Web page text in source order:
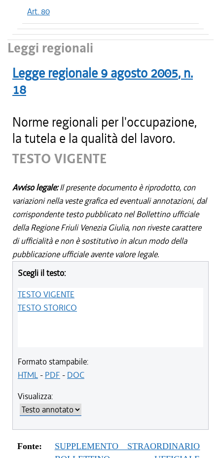
Art. 80
Leggi regionali
Legge regionale 9 agosto 2005, n.
18
Norme regionali per l'occupazione,
la tutela e la qualità del lavoro.
TESTO VIGENTE
Avviso legale:Il presente documento è riprodotto, con
variazioni nella veste grafica ed eventuali annotazioni, dal
corrispondente testo pubblicato nel Bollettino ufficiale
della Regione Friuli Venezia Giulia, non riveste carattere
di ufficialità e non è sostitutivo in alcun modo della
pubblicazione ufficiale avente valore legale.
Scegli il testo:
TESTO VIGENTE
TESTO STORICO
Formato stampabile:
HTML- PDF - DOC
Visualizza:
Fonte:
SUPPLEMENTO STRAORDINARIO